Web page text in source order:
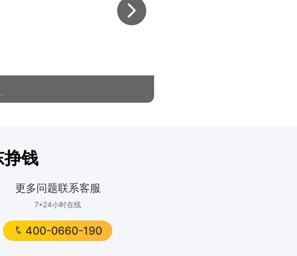
钱
更多问题联系客服
7*24小时在线
400-0660-190